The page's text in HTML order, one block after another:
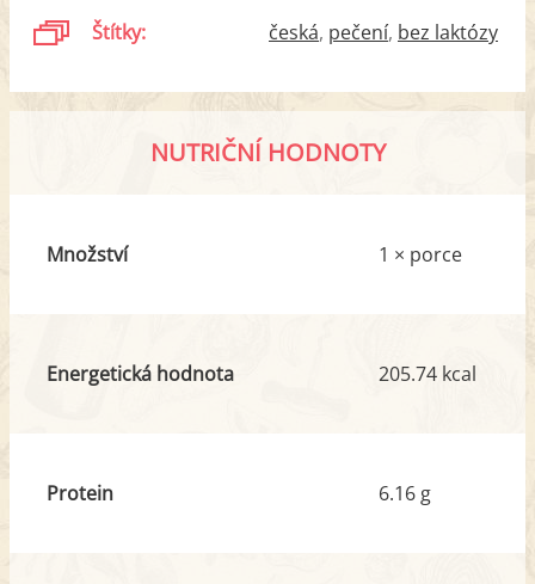
Štítky: česká pečení bez laktózy
NUTRIČNÍ HODNOTY
Množství 1 × porce
Energetická hodnota 205.74 kcal
Protein 6.16 g